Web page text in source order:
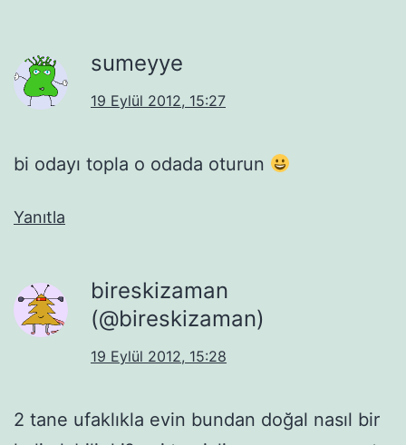
sumeyye
19 Eylül 2012, 15:27
bi odayı topla o odada oturun
Yanıtla
bireskizaman
(@bireskizaman)
19 Eylül 2012, 15:28
2 tane ufaklıkla evin bundan doğal nasıl bir